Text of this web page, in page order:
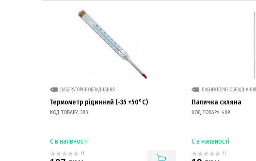
ЛАБОРАТОРНЕ ОБЛАДНАННЯ
Термометр рідинний (-35 +50°С)
КОД ТОВАРУ: 383
Є в наявності
0
ЛАБОРАТОРНЕ ОБЛАДНАННЯ
Паличка скляна
КОД ТОВАРУ: 409
Є в наявності
0